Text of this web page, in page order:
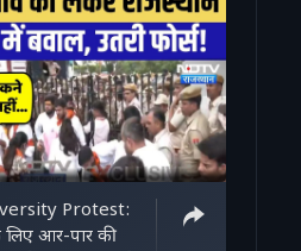
Protest:
लिए आर-पार की